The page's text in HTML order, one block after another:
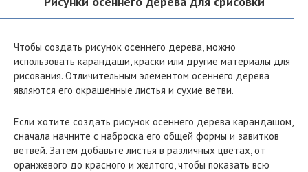
Чтобы создать рисунок осеннего дерева, можно
использовать карандаши, краски или другие материалы для
рисования. Отличительным элементом осеннего дерева
являются его окрашенные листья и сухие ветви.
Если хотите создать рисунок осеннего дерева карандашом,
сначала начните с наброска его общей формы и завитков
ветвей. Затем добавьте листья в различных цветах, от
оранжевого до красного и желтого, чтобы показать всю